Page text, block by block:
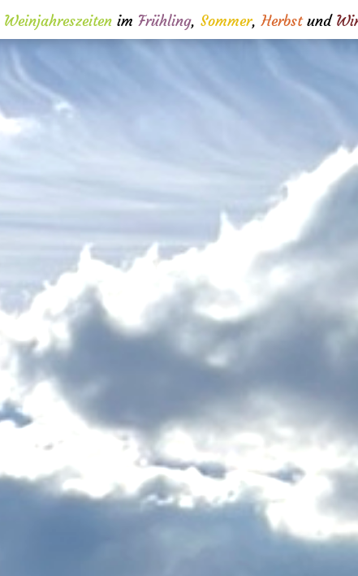
Weinjahreszeiten imFrühling,Sommer,Herbstund